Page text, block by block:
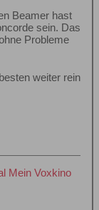
Beamer hast
sein. Das
Probleme
weiter rein
Mein Voxkino